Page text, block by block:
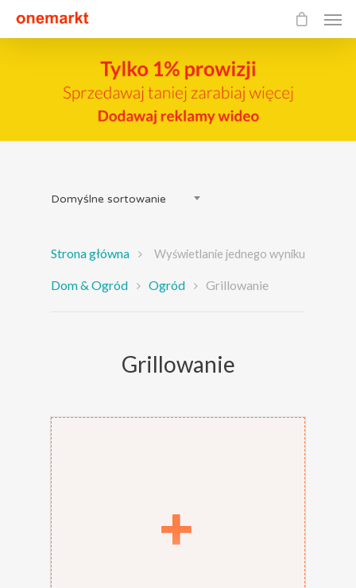
Domyślne sortowanie
Wyświetlanie jednego wyniku
Strona główna
Dom & Ogród Ogród Grillowanie
Grillowanie